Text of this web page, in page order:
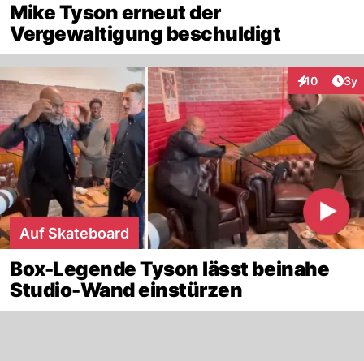
Mike Tyson erneut der
Vergewaltigung beschuldigt
10 3y
Auf Skateboard
Box-Legende Tyson lässt beinahe
Studio-Wand einstürzen